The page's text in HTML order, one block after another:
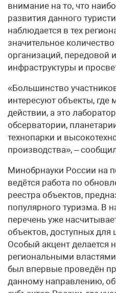
внимание на то, что
развития данного
наблюдается в тех
значительное
организаций, передовой
инфраструктуры и
«Большинство
интересуют объекты, где
действии, а это
обсерватории,
технопарки и
производства», –
Минобрнауки России на
ведётся работа по
реестра объектов,
популярного туризма. В
перечень уже
объектов, доступных для
Особый акцент делается
региональными
был впервые проведён
данному направлению,